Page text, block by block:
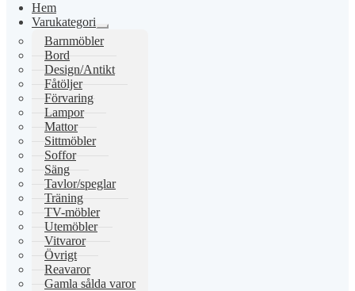
Hem
Varukategori
Expandera
undermeny
Barnmöbler
Bord
Design/Antikt
Fåtöljer
Förvaring
Lampor
Mattor
Sittmöbler
Soffor
Säng
Tavlor/speglar
Träning
TV-möbler
Utemöbler
Vitvaror
Övrigt
Reavaror
Gamla sålda varor